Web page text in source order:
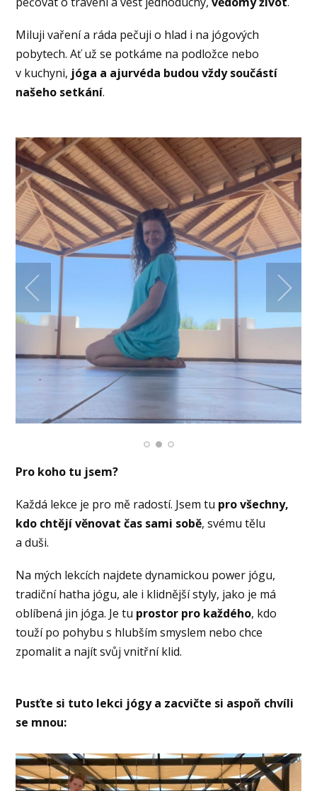
Miluji vaření a ráda pečuji o hlad i na jógových
pobytech. Ať už se potkáme na podložce nebo
v kuchyni, jóga a ajurvéda budou vždy součástí
našeho setkání.
Pro koho tu jsem?
Každá lekce je pro mě radostí. Jsem tu pro všechny,
kdo chtějí věnovat čas sami sobě, svému tělu
a duši.
Na mých lekcích najdete dynamickou power jógu,
tradiční hatha jógu, ale i klidnější styly, jako je má
oblíbená jin jóga. Je tu prostor pro každého, kdo
touží po pohybu s hlubším smyslem nebo chce
zpomalit a najít svůj vnitřní klid.
Pusťte si tuto lekci jógy a zacvičte si aspoň chvíli
se mnou:
Video
přehrávač